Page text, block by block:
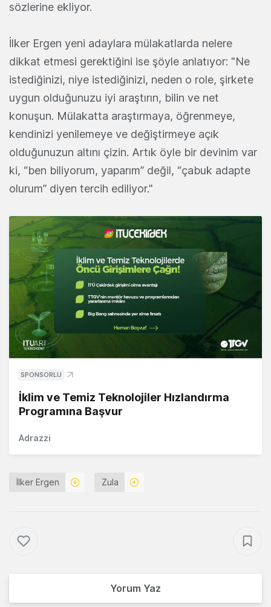
sözlerine ekliyor.
İlker Ergen yeni adaylara mülakatlarda nelere
dikkat etmesi gerektiğini ise şöyle anlatıyor: "Ne
istediğinizi, niye istediğinizi, neden o role, şirkete
uygun olduğunuzu iyi araştırın, bilin ve net
konuşun. Mülakatta araştırmaya, öğrenmeye,
kendinizi yenilemeye ve değiştirmeye açık
olduğunuzun altını çizin. Artık öyle bir devinim var
ki, “ben biliyorum, yaparım” değil, “çabuk adapte
olurum” diyen tercih ediliyor."
SPONSORLU
İklim ve Temiz Teknolojiler Hızlandırma
Programına Başvur
Adrazzi
İlker Ergen Zula
Yorum Yaz